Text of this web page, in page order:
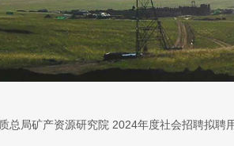
总局矿产资源研究院 2024年度社会招聘拟聘